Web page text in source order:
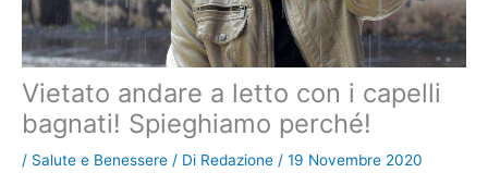
Vietato andare a letto con i capelli
bagnati! Spieghiamo perché!
/ Salute e Benessere / Di Redazione / 19 Novembre 2020